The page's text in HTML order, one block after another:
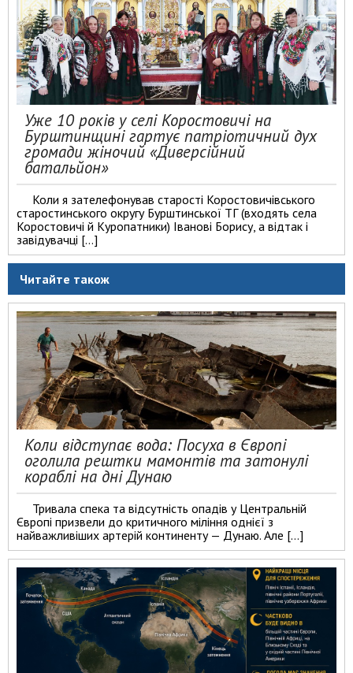
Уже 10 років у селі Коростовичі на
Бурштинщині гартує патріотичний дух
громади жіночий «Диверсійний
батальйон»
Коли я зателефонував старості Коростовичівського
старостинського округу Бурштинської ТГ (входять села
Коростовичі й Куропатники) Іванові Борису, а відтак і
завідувачці […]
Читайте також
Коли відступає вода: Посуха в Європі
оголила рештки мамонтів та затонулі
кораблі на дні Дунаю
Тривала спека та відсутність опадів у Центральній
Європі призвели до критичного міління однієї з
найважливіших артерій континенту — Дунаю. Але […]